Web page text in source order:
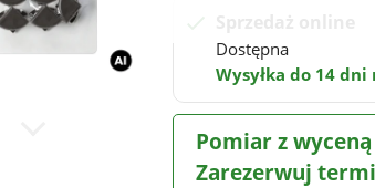
Dostępna
Wysyłka do 14 dni
Pomiar z
Zarezerwuj